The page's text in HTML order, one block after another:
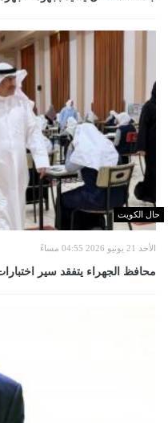
حال الكويت
الأحد 21 يونيو 2026 04:55 مساءً
محافظ الجهراء يتفقد سير